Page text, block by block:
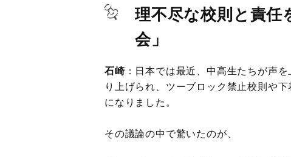
理不尽な校則と責
会」
石崎：日本では最近、中高生たちが声
り上げられ、ツーブロック禁止校則や
になりました。
その議論の中で驚いたのが、